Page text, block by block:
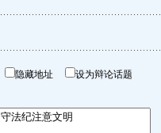
隐藏地址 设为辩论话题